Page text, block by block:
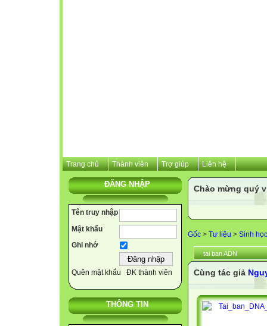
Trang chủ Thành viên Trợ giúp Liên hệ
ĐĂNG NHẬP
Tên truy nhập
Mật khẩu
Ghi nhớ
Quên mật khẩu ĐK thành viên
THÔNG TIN
Chào mừng quý
Gốc > Tư liệu > Sinh học
tai ban ADN
Cùng tác giả